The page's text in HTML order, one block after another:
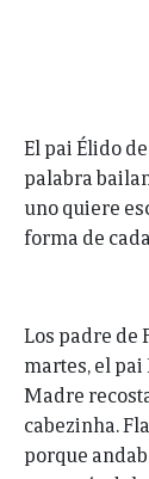
El pai Élido
palabra
uno quiere
forma de
Los padre de
martes, el pai
Madre
cabezinha.
porque